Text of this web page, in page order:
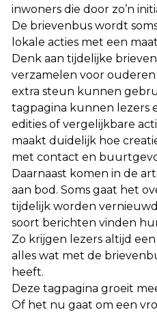
inwoners die door zo’n
De brievenbus wordt
lokale acties met een
Denk aan tijdelijke
verzamelen voor
extra steun kunnen
tagpagina kunnen lezers
edities of vergelijkbare
maakt duidelijk hoe
met contact en
Daarnaast komen in de
aan bod. Soms gaat het
tijdelijk worden
soort berichten vinden
Zo krijgen lezers altijd
alles wat met de
heeft.
Deze tagpagina groeit
Of het nu gaat om een